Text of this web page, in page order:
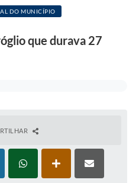
DO MUNICÍPIO
que durava 27